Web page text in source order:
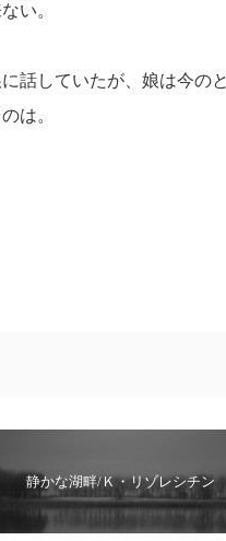
い。
話していたが、娘は今の
は。
静かな湖畔/Ｋ・リゾレシチン